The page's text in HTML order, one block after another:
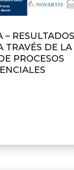
– RESULTADOS
TRAVÉS DE LA
PROCESOS